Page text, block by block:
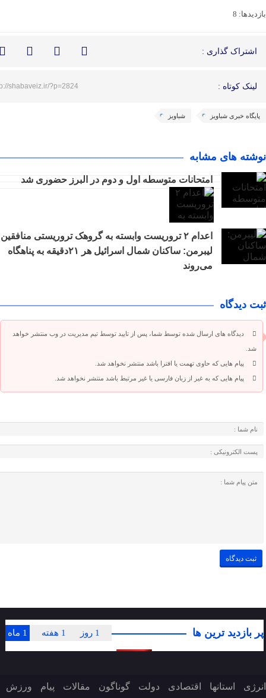
بازدیدها: 8
اشتراک گذاری :
لینک کوتاه : shabaveiz.ir/?p=2824
پایگاه خبری شباویز شباویز
نوشته های مشابه
امتحانات متوسطه اول و دوم در البرز حضوری شد
اعدام ۲ تروریست وابسته به گروهک تروریستی منافقین
لیبرمن: ساکنان شمال اسرائیل هر ۲۱دقیقه به پناهگاه
می‌روند
ثبت دیدگاه
دیدگاه های ارسال شده توسط شما، پس از تایید توسط تیم مدیریت در وب منتشر خواهد
شد.
پیام هایی که حاوی تهمت یا افترا باشد منتشر نخواهد شد.
پیام هایی که به غیر از زبان فارسی یا غیر مرتبط باشد منتشر نخواهد شد.
پر بازدید ترین ها 1 ماه 1 هفته 1 روز
انرژی استانها اقتصادی دولت گوناگون مقالات پیام ورزش